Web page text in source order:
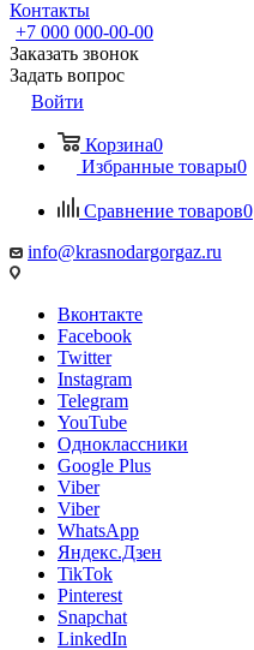
Контакты
+7 000 000-00-00
Заказать звонок
Задать вопрос
Войти
Корзина0
Избранные товары0
Сравнение товаров0
info@krasnodargorgaz.ru
Вконтакте
Facebook
Twitter
Instagram
Telegram
YouTube
Одноклассники
Google Plus
Viber
Viber
WhatsApp
Яндекс.Дзен
TikTok
Pinterest
Snapchat
LinkedIn